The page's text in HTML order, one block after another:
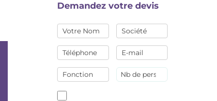
Demandez votre devis